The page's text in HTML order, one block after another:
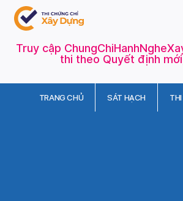
Truy cập
thi theo Quyết định
TRANG CHỦ SÁT HẠCH